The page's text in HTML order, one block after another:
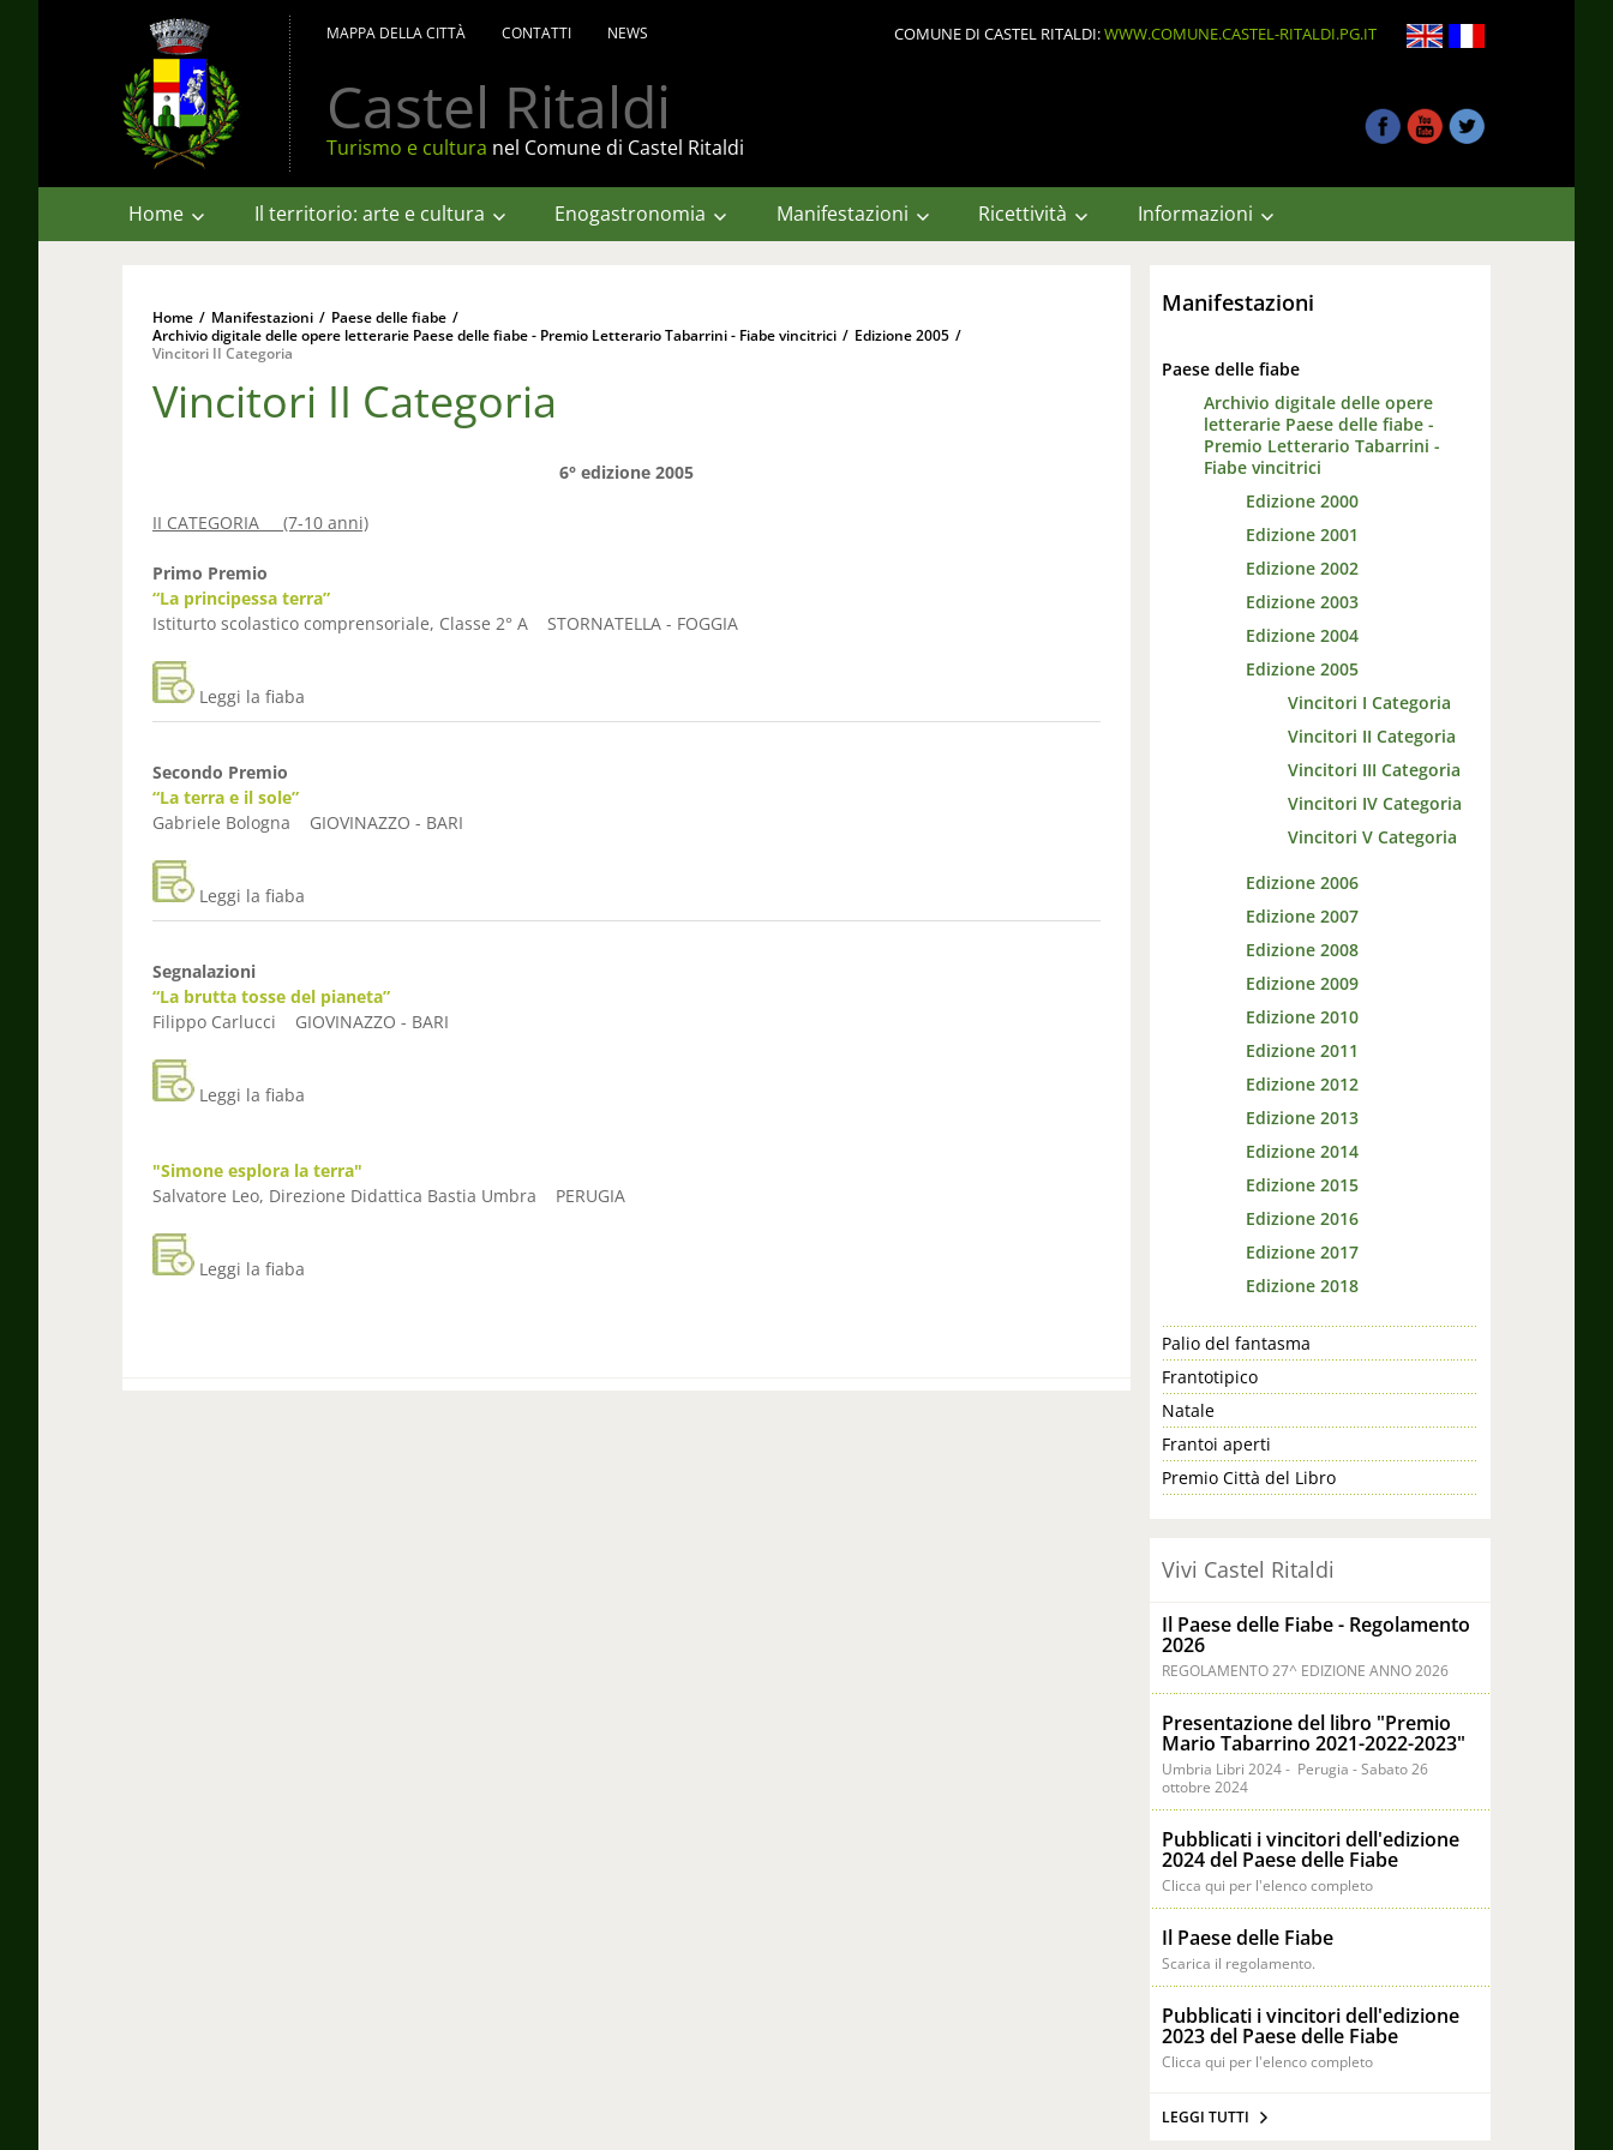
MAPPA DELLA CITTÀ CONTATTI NEWS COMUNE DI CASTEL RITALDI:WWW.COMUNE.CASTEL-RITALDI.PG.IT
Castel Ritaldi
Turismo e cultura nel Comune di Castel Ritaldi
Home Il territorio: arte e cultura Enogastronomia Manifestazioni Ricettività Informazioni
Home / Manifestazioni / Paese delle fiabe /
Archivio digitale delle opere letterarie Paese delle fiabe - Premio Letterario Tabarrini - Fiabe vincitrici / Edizione 2005 /
Vincitori II Categoria
Vincitori II Categoria
6° edizione 2005
II CATEGORIA (7-10 anni)
Primo Premio
“La principessa terra”
Istiturto scolastico comprensoriale, Classe 2° A STORNATELLA - FOGGIA
Leggi la fiaba
Secondo Premio
“La terra e il sole”
Gabriele Bologna GIOVINAZZO - BARI
Leggi la fiaba
Segnalazioni
“La brutta tosse del pianeta”
Filippo Carlucci GIOVINAZZO - BARI
Leggi la fiaba
"Simone esplora la terra"
Salvatore Leo, Direzione Didattica Bastia Umbra PERUGIA
Leggi la fiaba
Manifestazioni
Paese delle fiabe
Archivio digitale delle opere
letterarie Paese delle fiabe -
Premio Letterario Tabarrini -
Fiabe vincitrici
Edizione 2000
Edizione 2001
Edizione 2002
Edizione 2003
Edizione 2004
Edizione 2005
Vincitori I Categoria
Vincitori II Categoria
Vincitori III Categoria
Vincitori IV Categoria
Vincitori V Categoria
Edizione 2006
Edizione 2007
Edizione 2008
Edizione 2009
Edizione 2010
Edizione 2011
Edizione 2012
Edizione 2013
Edizione 2014
Edizione 2015
Edizione 2016
Edizione 2017
Edizione 2018
Palio del fantasma
Frantotipico
Natale
Frantoi aperti
Premio Città del Libro
Vivi Castel Ritaldi
Il Paese delle Fiabe - Regolamento
2026
REGOLAMENTO 27^ EDIZIONE ANNO 2026
Presentazione del libro "Premio
Mario Tabarrino 2021-2022-2023"
Umbria Libri 2024 - Perugia - Sabato 26
ottobre 2024
Pubblicati i vincitori dell'edizione
2024 del Paese delle Fiabe
Clicca qui per l'elenco completo
Il Paese delle Fiabe
Scarica il regolamento.
Pubblicati i vincitori dell'edizione
2023 del Paese delle Fiabe
Clicca qui per l'elenco completo
LEGGI TUTTI